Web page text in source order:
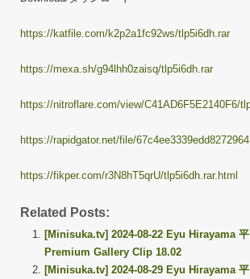
https://katfile.com/k2p2a1fc92ws/tlp5i6dh.rar
https://mexa.sh/g94lhh0zaisq/tlp5i6dh.rar
https://nitroflare.com/view/C41AD6F5E2140F6/
https://rapidgator.net/file/
https://fikper.com/r3N8hT5qrU/tlp5i6dh.rar.html
Related Posts:
[Minisuka.tv] 2024-08-22 Eyu Hirayama
Premium Gallery Clip 18.02
[Minisuka.tv] 2024-08-29 Eyu Hirayama